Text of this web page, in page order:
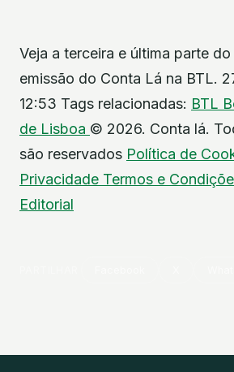
Veja a terceira e última parte
emissão do Conta Lá na BTL.
12:53 Tags relacionadas: BTL
de Lisboa © 2026. Conta lá.
são reservados Política de
Privacidade Termos e
Editorial